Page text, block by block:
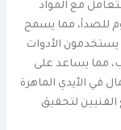
مع المواد
للصدأ، مما يسمح
يستخدمون الأدوات
مما يساعد على
في الأيدي الماهرة
الفنيين لتحقيق